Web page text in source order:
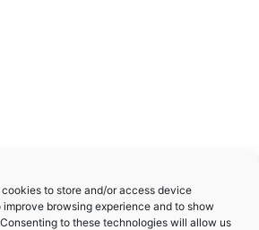
to store and/or access device
improve browsing experience and to show
to these technologies will allow us